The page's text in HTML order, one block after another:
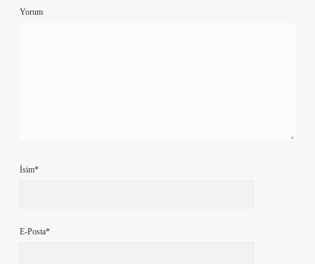
Yorum
İsim*
E-Posta*